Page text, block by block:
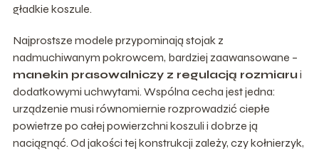
gładkie koszule.
Najprostsze modele przypominają stojak z
nadmuchiwanym pokrowcem, bardziej zaawansowane –
manekin prasowalniczy z regulacją rozmiaru i
dodatkowymi uchwytami. Wspólna cecha jest jedna:
urządzenie musi równomiernie rozprowadzić ciepłe
powietrze po całej powierzchni koszuli i dobrze ją
naciągnąć. Od jakości tej konstrukcji zależy, czy kołnierzyk,